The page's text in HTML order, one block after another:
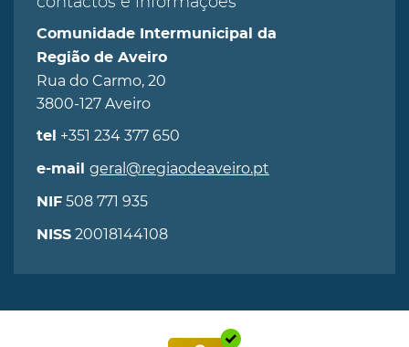
Comunidade Intermunicipal da
Região de Aveiro
Rua do Carmo, 20
3800-127 Aveiro
tel +351 234 377 650
e-mail geral@regiaodeaveiro.pt
NIF 508 771 935
NISS 20018144108